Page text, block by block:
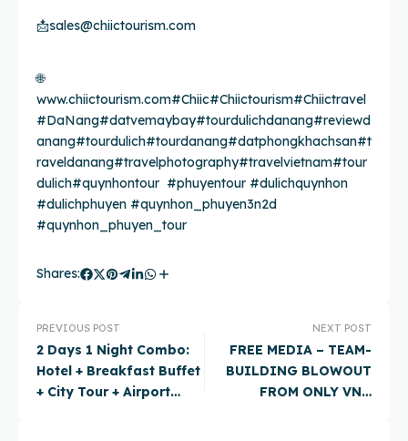
📩sales@chiictourism.com
🌐
www.chiictourism.com#Chiic#Chiictourism#Chiictravel
#DaNang#datvemaybay#tourdulichdanang#reviewd
anang#tourdulich#tourdanang#datphongkhachsan#t
raveldanang#travelphotography#travelvietnam#tour
dulich#quynhontour #phuyentour #dulichquynhon
#dulichphuyen #quynhon_phuyen3n2d
#quynhon_phuyen_tour
Shares:
PREVIOUS POST
2 Days 1 Night Combo:
Hotel + Breakfast Buffet
+ City Tour + Airport
NEXT POST
FREE MEDIA – TEAM-
BUILDING BLOWOUT
FROM ONLY VND